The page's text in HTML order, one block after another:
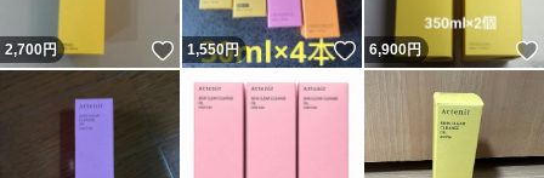
2,700円 いいね！
1,550円 いいね！
6,900円